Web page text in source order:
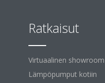
Ratkaisut
Virtuaalinen showroom
Lämpöpumput kotiin